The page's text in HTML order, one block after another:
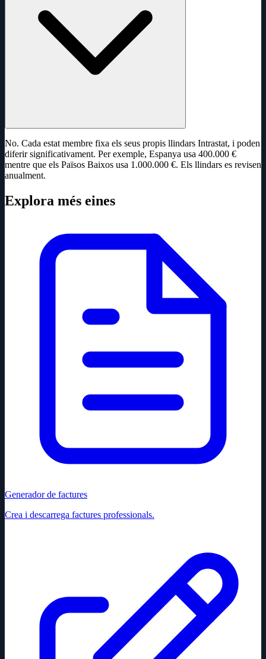
No. Cada estat membre fixa els seus propis llindars Intrastat, i poden
diferir significativament. Per exemple, Espanya usa 400.000 €
mentre que els Països Baixos usa 1.000.000 €. Els llindars es revisen
anualment.
Explora més eines
Generador de factures
Crea i descarrega factures professionals.